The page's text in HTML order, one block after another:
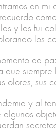
en
y las fui
los
de
que
olores, sus
y al
algunos